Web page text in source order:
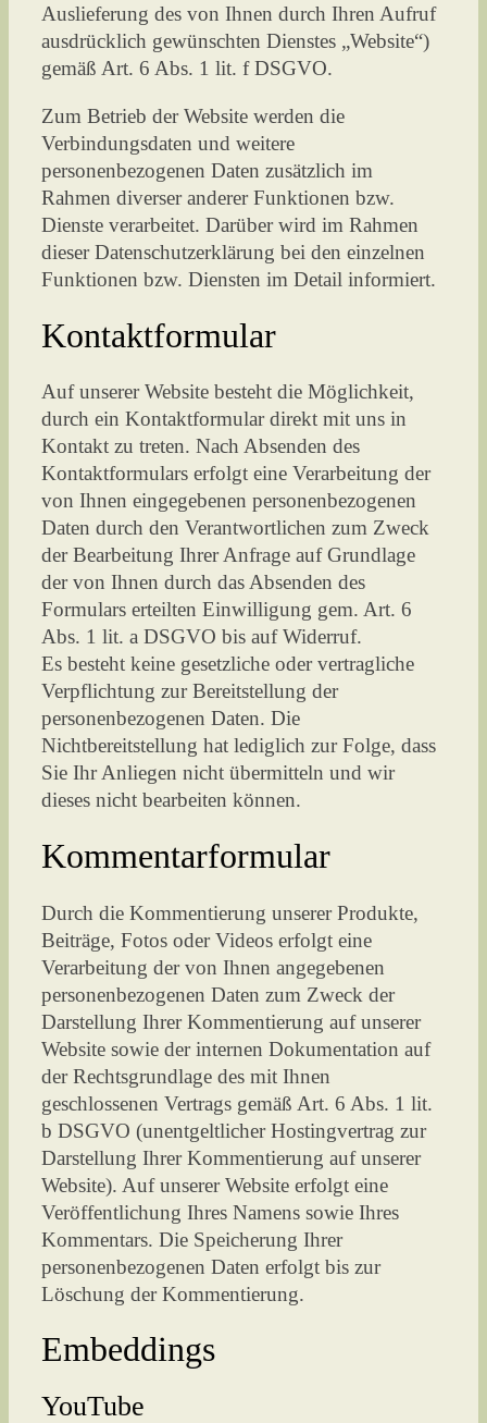
Auslieferung des von Ihnen durch Ihren Aufruf
ausdrücklich gewünschten Dienstes „Website“)
gemäß Art. 6 Abs. 1 lit. f DSGVO.
Zum Betrieb der Website werden die
Verbindungsdaten und weitere
personenbezogenen Daten zusätzlich im
Rahmen diverser anderer Funktionen bzw.
Dienste verarbeitet. Darüber wird im Rahmen
dieser Datenschutzerklärung bei den einzelnen
Funktionen bzw. Diensten im Detail informiert.
Kontaktformular
Auf unserer Website besteht die Möglichkeit,
durch ein Kontaktformular direkt mit uns in
Kontakt zu treten. Nach Absenden des
Kontaktformulars erfolgt eine Verarbeitung der
von Ihnen eingegebenen personenbezogenen
Daten durch den Verantwortlichen zum Zweck
der Bearbeitung Ihrer Anfrage auf Grundlage
der von Ihnen durch das Absenden des
Formulars erteilten Einwilligung gem. Art. 6
Abs. 1 lit. a DSGVO bis auf Widerruf.
Es besteht keine gesetzliche oder vertragliche
Verpflichtung zur Bereitstellung der
personenbezogenen Daten. Die
Nichtbereitstellung hat lediglich zur Folge, dass
Sie Ihr Anliegen nicht übermitteln und wir
dieses nicht bearbeiten können.
Kommentarformular
Durch die Kommentierung unserer Produkte,
Beiträge, Fotos oder Videos erfolgt eine
Verarbeitung der von Ihnen angegebenen
personenbezogenen Daten zum Zweck der
Darstellung Ihrer Kommentierung auf unserer
Website sowie der internen Dokumentation auf
der Rechtsgrundlage des mit Ihnen
geschlossenen Vertrags gemäß Art. 6 Abs. 1 lit.
b DSGVO (unentgeltlicher Hostingvertrag zur
Darstellung Ihrer Kommentierung auf unserer
Website). Auf unserer Website erfolgt eine
Veröffentlichung Ihres Namens sowie Ihres
Kommentars. Die Speicherung Ihrer
personenbezogenen Daten erfolgt bis zur
Löschung der Kommentierung.
Embeddings
YouTube